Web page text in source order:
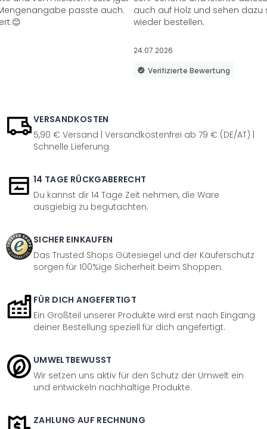
passte auch.
auch auf Holz und sehen
wieder bestellen.
24.07.2026
Verifizierte Bewertung
VERSANDKOSTEN
5,90 € Versand | Versandkostenfrei ab 79 € (DE/AT) |
Schnelle Lieferung
14 TAGE RÜCKGABERECHT
Du kannst dir 14 Tage Zeit nehmen, die Ware
ausgiebig zu begutachten.
SICHER EINKAUFEN
Das Trusted Shops Gütesiegel und der Käuferschutz
sorgen für 100%ige Sicherheit beim Shoppen.
FÜR DICH ANGEFERTIGT
Ein Großteil unserer Produkte wird erst nach Eingang
deiner Bestellung speziell für dich angefertigt.
UMWELTBEWUSST
Wir setzen uns aktiv für den Schutz der Umwelt ein
und entwickeln nachhaltige Produkte.
ZAHLUNG AUF RECHNUNG